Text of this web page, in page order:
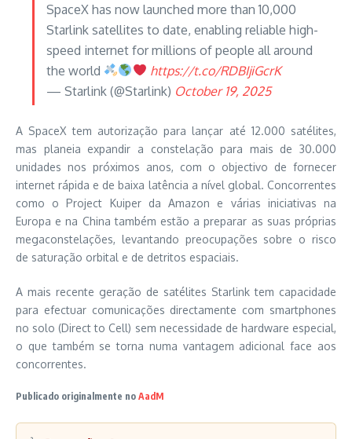
SpaceX has now launched more than 10,000
Starlink satellites to date, enabling reliable high-
speed internet for millions of people all around
the world
https://t.co/RDBIjiGcrK
— Starlink (@Starlink) October 19, 2025
A SpaceX tem autorização para lançar até 12.000 satélites,
mas planeia expandir a constelação para mais de 30.000
unidades nos próximos anos, com o objectivo de fornecer
internet rápida e de baixa latência a nível global. Concorrentes
como o Project Kuiper da Amazon e várias iniciativas na
Europa e na China também estão a preparar as suas próprias
megaconstelações, levantando preocupações sobre o risco
de saturação orbital e de detritos espaciais.
A mais recente geração de satélites Starlink tem capacidade
para efectuar comunicações directamente com smartphones
no solo (Direct to Cell) sem necessidade de hardware especial,
o que também se torna numa vantagem adicional face aos
concorrentes.
Publicado originalmente no AadM